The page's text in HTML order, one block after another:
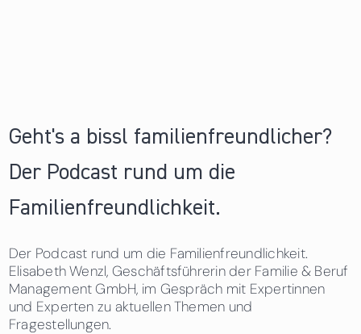
Geht's a bissl familienfreundlicher?
Der Podcast rund um die
Familienfreundlichkeit.
Der Podcast rund um die Familienfreundlichkeit.
Elisabeth Wenzl, Geschäftsführerin der Familie & Beruf
Management GmbH, im Gespräch mit Expertinnen
und Experten zu aktuellen Themen und
Fragestellungen.